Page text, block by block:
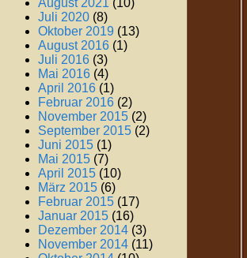
August 2021 (10)
Juli 2020 (8)
Oktober 2019 (13)
August 2016 (1)
Juli 2016 (3)
Mai 2016 (4)
April 2016 (1)
Februar 2016 (2)
November 2015 (2)
September 2015 (2)
Juni 2015 (1)
Mai 2015 (7)
April 2015 (10)
März 2015 (6)
Februar 2015 (17)
Januar 2015 (16)
Dezember 2014 (3)
November 2014 (11)